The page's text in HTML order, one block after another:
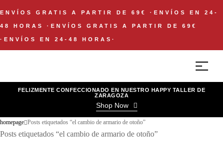
ENVÍOS GRATIS A PARTIR DE 69€ · ENVÍOS EN 24-
48 HORAS · ENVÍOS GRATIS A PARTIR DE 69€
· ENVÍOS EN 24-48 HORAS ·
FELIZMENTE CONFECCIONADO EN NUESTRO HAPPY TALLER DE
ZARAGOZA
Shop Now
homepage Posts etiquetados “el cambio de armario de otoño”
Posts etiquetados “el cambio de armario de otoño”